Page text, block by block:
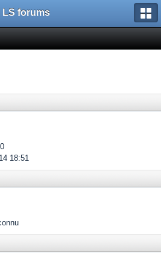
LS forums
18:51